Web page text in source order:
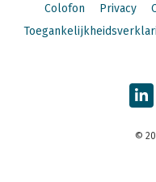
Colofon
Privacy
©